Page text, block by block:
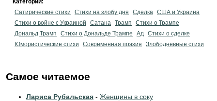
Категории:
Сатирические стихи
Стихи на злобу дня Сделка США и Украина
Стихи о войне с Украиной
Сатана Трамп
Стихи о Трампе
Дональд Трамп
Стихи о Дональде Трампе Ад Стихи о сделке
Юмористические стихи
Современная поэзия Злободневные стихи
Самое читаемое
Лариса Рубальская - Женщины в соку